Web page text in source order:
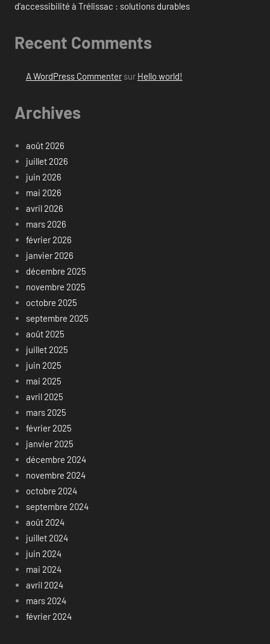
d’accessibilité à Trélissac : solutions durables
Recent Comments
A WordPress Commentersur Hello world!
Archives
août 2026
juillet 2026
juin 2026
mai 2026
avril 2026
mars 2026
février 2026
janvier 2026
décembre 2025
novembre 2025
octobre 2025
septembre 2025
août 2025
juillet 2025
juin 2025
mai 2025
avril 2025
mars 2025
février 2025
janvier 2025
décembre 2024
novembre 2024
octobre 2024
septembre 2024
août 2024
juillet 2024
juin 2024
mai 2024
avril 2024
mars 2024
février 2024